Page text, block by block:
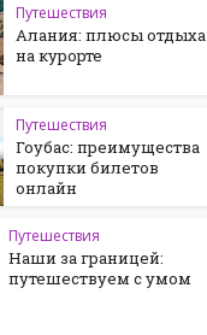
Путешествия
Алания: плюсы отдыха
на курорте
Путешествия
Гоубас: преимущества
покупки билетов
онлайн
Путешествия
Наши за границей:
путешествуем с умом